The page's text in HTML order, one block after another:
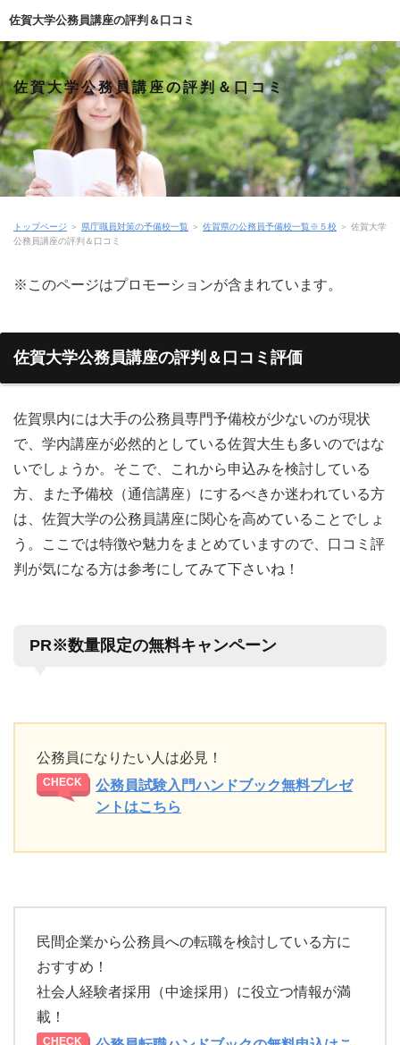
佐賀大学公務員講座の評判＆口コミ
佐賀大学公務員講座の評判＆口コミ
トップページ ＞ 県庁職員対策の予備校一覧 ＞ 佐賀県の公務員予備校一覧※５校 ＞ 佐賀大学
公務員講座の評判＆口コミ
※このページはプロモーションが含まれています。
佐賀大学公務員講座の評判＆口コミ評価
佐賀県内には大手の公務員専門予備校が少ないのが現状
で、学内講座が必然的としている佐賀大生も多いのではな
いでしょうか。そこで、これから申込みを検討している
方、また予備校（通信講座）にするべきか迷われている方
は、佐賀大学の公務員講座に関心を高めていることでしょ
う。ここでは特徴や魅力をまとめていますので、口コミ評
判が気になる方は参考にしてみて下さいね！
PR※数量限定の無料キャンペーン
公務員になりたい人は必見！
公務員試験入門ハンドブック無料プレゼ
ントはこちら
民間企業から公務員への転職を検討している方に
おすすめ！
社会人経験者採用（中途採用）に役立つ情報が満
載！